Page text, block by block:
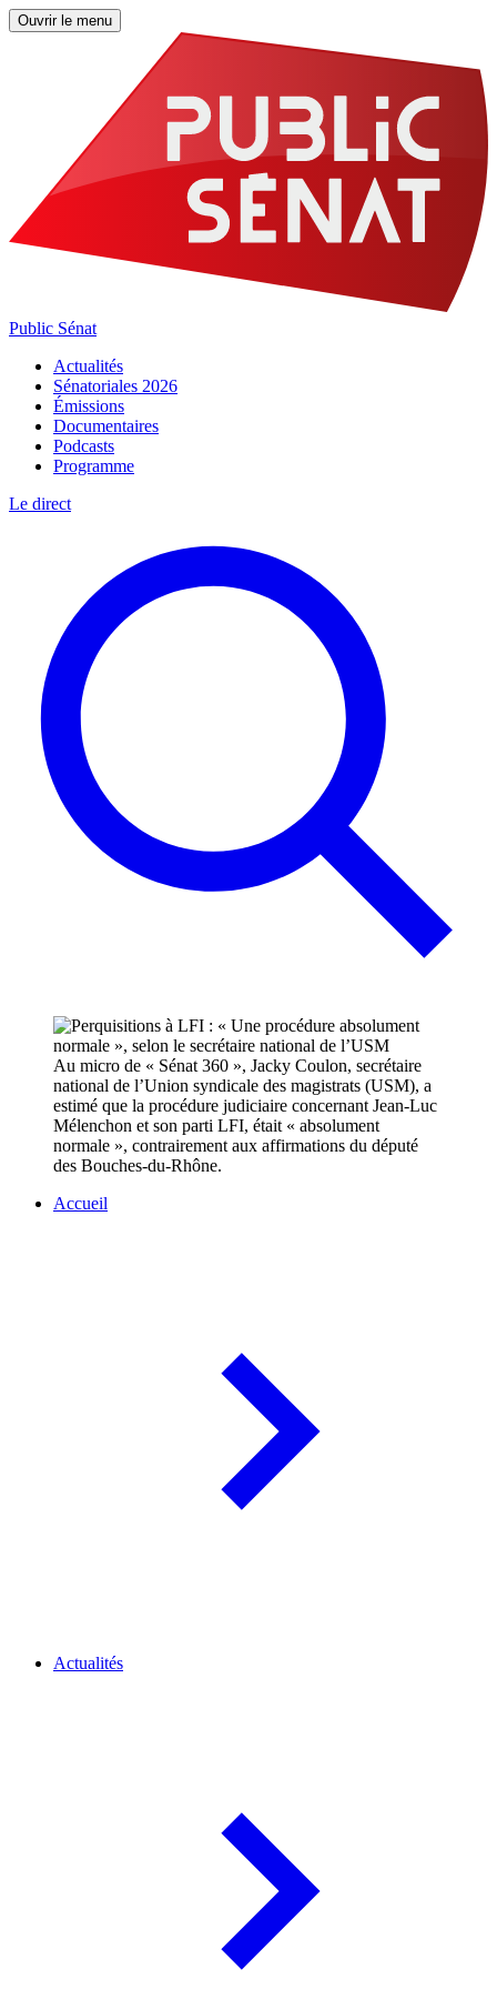
Ouvrir le menu
Public Sénat
Actualités
Sénatoriales 2026
Émissions
Documentaires
Podcasts
Programme
Le direct
Au micro de « Sénat 360 », Jacky Coulon, secrétaire
national de l’Union syndicale des magistrats (USM), a
estimé que la procédure judiciaire concernant Jean-Luc
Mélenchon et son parti LFI, était « absolument
normale », contrairement aux affirmations du député
des Bouches-du-Rhône.
Accueil
Actualités